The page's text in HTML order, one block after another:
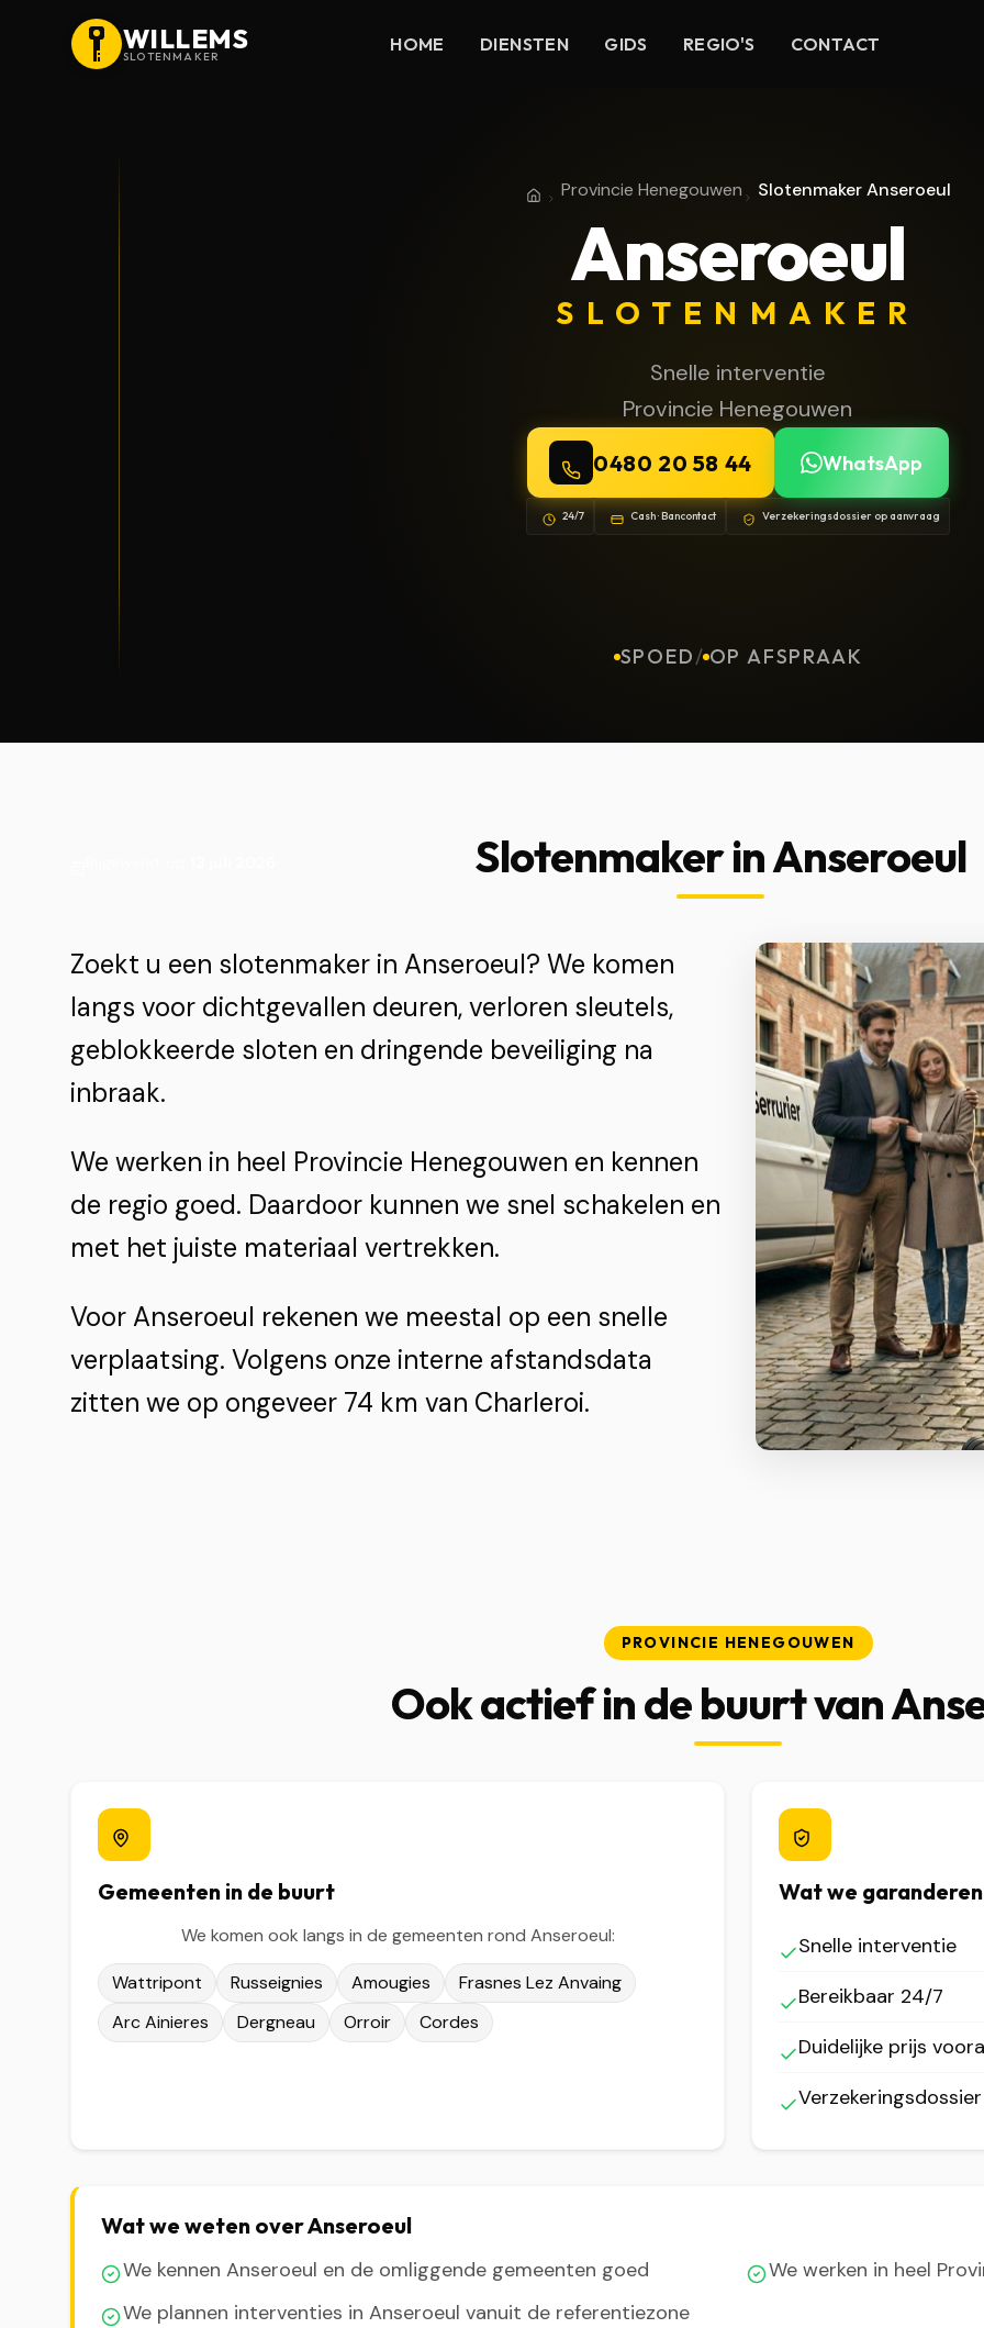
WILLEMS
SLOTENMAKER
HOME DIENSTEN GIDS REGIO'S CONTACT
HomeProvincie Henegouwen
Provincie Henegouwen Slotenmaker Anseroeul
Anseroeul
SLOTENMAKER
Snelle interventie
Provincie Henegouwen
0480 20 58 44 WhatsApp
24/7 Cash · Bancontact Verzekeringsdossier op aanvraag
SPOED/ OP AFSPRAAK
Slotenmaker in Anseroeul
Zoekt u een slotenmaker in Anseroeul? We komen
langs voor dichtgevallen deuren, verloren sleutels,
geblokkeerde sloten en dringende beveiliging na
inbraak.
We werken in heel Provincie Henegouwen en kennen
de regio goed. Daardoor kunnen we snel schakelen en
met het juiste materiaal vertrekken.
Voor Anseroeul rekenen we meestal op een snelle
verplaatsing. Volgens onze interne afstandsdata
zitten we op ongeveer 74 km van Charleroi.
PROVINCIE HENEGOUWEN
Ook actief in de buurt van
Gemeenten in de buurt
We komen ook langs in de gemeenten rond Anseroeul:
Wattripont Russeignies Amougies
Frasnes Lez Anvaing
Arc Ainieres
Dergneau Orroir Cordes
Wat we garanderen
Snelle interventie
Bereikbaar 24/7
Duidelijke prijs
Wat we weten over Anseroeul
We kennen Anseroeul en de omliggende gemeenten goed
We werken in heel
We plannen interventies in Anseroeul vanuit de referentiezone